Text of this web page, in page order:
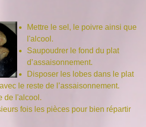
Mettre le sel, le poivre ainsi que
l'alcool.
Saupoudrer le fond du plat
d’assaisonnement.
Disposer les lobes dans le plat
le reste de l’assaisonnement.
de l'alcool.
fois les pièces pour bien répartir